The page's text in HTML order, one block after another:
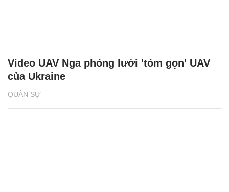
QUÂN SỰ
Video UAV Nga phóng lưới 'tóm gọn' UAV
của Ukraine